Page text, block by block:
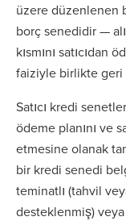
üzere düzenlenen
borç senedidir —
kısmını satıcıdan
faiziyle birlikte geri
Satıcı kredi
ödeme planını ve
etmesine olanak
bir kredi senedi
teminatlı (tahvil
desteklenmiş) veya